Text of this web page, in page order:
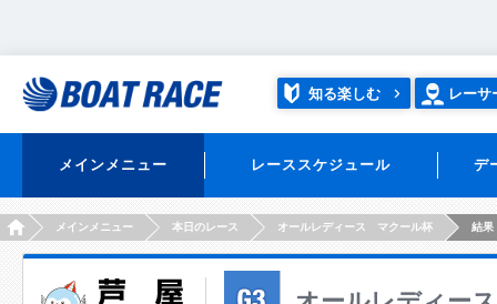
知る楽しむ レーサ
メインメニュー レーススケジュール デ
HOMEメインメニュー 本日のレース オールレディース マクール杯 結果